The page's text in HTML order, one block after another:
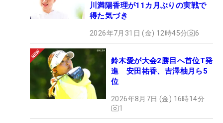
川満陽香理が11カ月ぶりの実戦で
得た気づき
2026年7月31日 (金) 12時45分 6
鈴木愛が大会2勝目へ首位T発
進 安田祐香、吉澤柚月ら5
位
2026年8月7日 (金) 16時14分
1